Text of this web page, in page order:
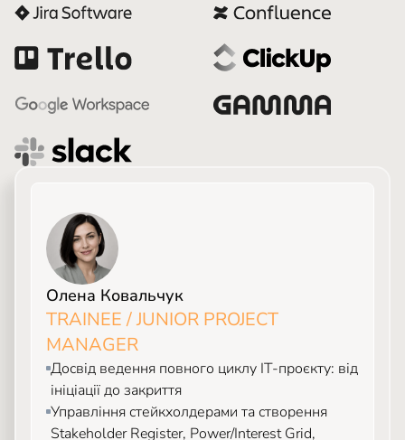
Олена Ковальчук
TRAINEE / JUNIOR PROJECT
MANAGER
Досвід ведення повного циклу ІТ-проєкту: від
ініціації до закриття
Управління стейкхолдерами та створення
Stakeholder Register, Power/Interest Grid,